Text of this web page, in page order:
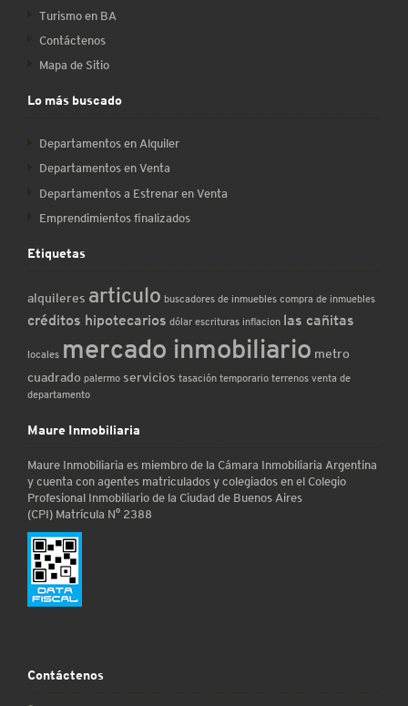
Turismo en BA
Contáctenos
Mapa de Sitio
Lo más buscado
Departamentos en Alquiler
Departamentos en Venta
Departamentos a Estrenar en Venta
Emprendimientos finalizados
Etiquetas
alquileres articulo buscadores de inmuebles compra de inmuebles
créditos hipotecarios dólar escrituras inflacion las cañitas
locales mercado inmobiliario metro
cuadrado palermo servicios tasación temporario terrenos venta de
departamento
Maure Inmobiliaria
Maure Inmobiliaria es miembro de la Cámara Inmobiliaria Argentina
y cuenta con agentes matriculados y colegiados en el Colegio
Profesional Inmobiliario de la Ciudad de Buenos Aires
(CPI) Matrícula N° 2388
Contáctenos